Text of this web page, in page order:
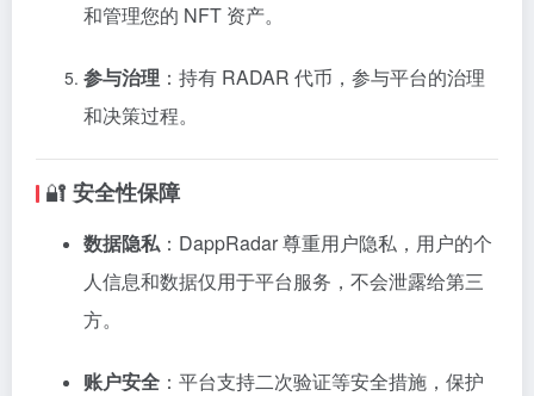
和管理您的 NFT 资产。
参与治理 ：持有 RADAR 代币，参与平台的治理
和决策过程。
🔐 安全性保障
数据隐私：DappRadar 尊重用户隐私，用户的个
人信息和数据仅用于平台服务，不会泄露给第三
方。
账户安全 ：平台支持二次验证等安全措施，保护